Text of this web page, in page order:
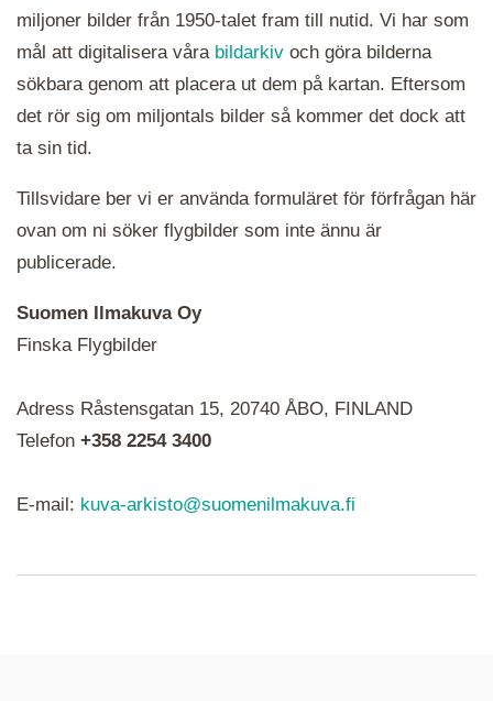
ikoner är det en serie i varje. Utplacerade bilder
syns som nålar istället.
miljoner bilder från 1950-talet fram till nutid. Vi har som
mål att digitalisera våra bildarkiv och göra bilderna
sökbara genom att placera ut dem på kartan. Eftersom
det rör sig om miljontals bilder så kommer det dock att
ta sin tid.
Tillsvidare ber vi er använda formuläret för förfrågan här
ovan om ni söker flygbilder som inte ännu är
publicerade.
Suomen Ilmakuva Oy
Finska Flygbilder
Adress Råstensgatan 15, 20740 ÅBO, FINLAND
Telefon +358 2254 3400
E-mail: kuva-arkisto@suomenilmakuva.fi